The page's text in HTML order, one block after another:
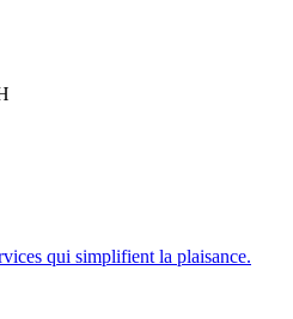
qui simplifient la plaisance.